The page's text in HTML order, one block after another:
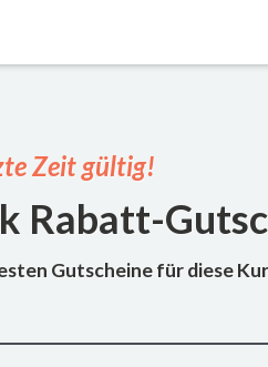
Zeit gültig!
Rabatt-
Gutscheine für diese